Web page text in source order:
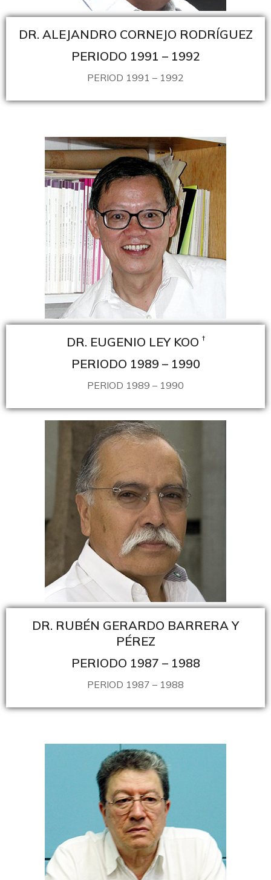
DR. ALEJANDRO CORNEJO RODRÍGUEZ
PERIODO 1991 – 1992
PERIOD 1991 – 1992
DR. EUGENIO LEY KOO †
PERIODO 1989 – 1990
PERIOD 1989 – 1990
DR. RUBÉN GERARDO BARRERA Y
PÉREZ
PERIODO 1987 – 1988
PERIOD 1987 – 1988